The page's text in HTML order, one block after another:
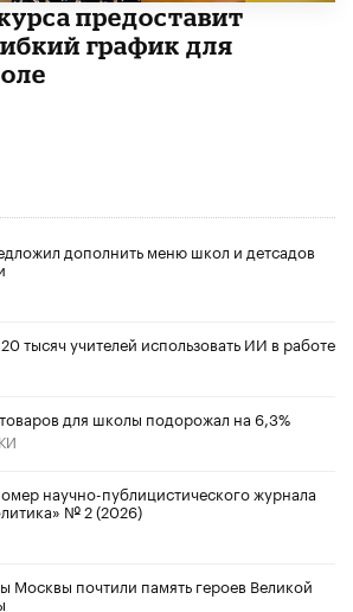
предоставит
график для
дополнить меню школ и детсадов
тысяч учителей использовать ИИ в работе
для школы подорожал на 6,3%
научно-публицистического журнала
№ 2 (2026)
Москвы почтили память героев Великой